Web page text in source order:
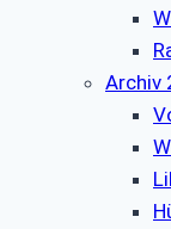
Archiv